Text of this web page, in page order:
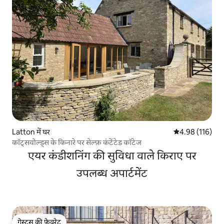
Latton में घर औसत रेटिंग 5 में से
4.98 (116)
कॉट्सवोल्ड्स के किनारे पर सेल्फ़ कंटेंटेड कॉटेज
एयर कंडीशनिंग की सुविधा वाले किराए पर
उपलब्ध अपार्टमेंट
गेस्ट्स की फ़ेवरेट